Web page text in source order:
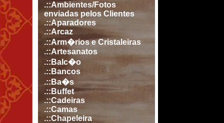
.::Ambientes/Fotos
enviadas pelos Clientes
.::Aparadores
.::Arcaz
.::Arm�rios e Cristaleiras
.::Artesanatos
.::Balc�o
.::Bancos
.::Ba�s
.::Buffet
.::Cadeiras
.::Camas
.::Chapeleira